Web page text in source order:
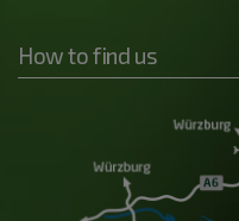
How to find us